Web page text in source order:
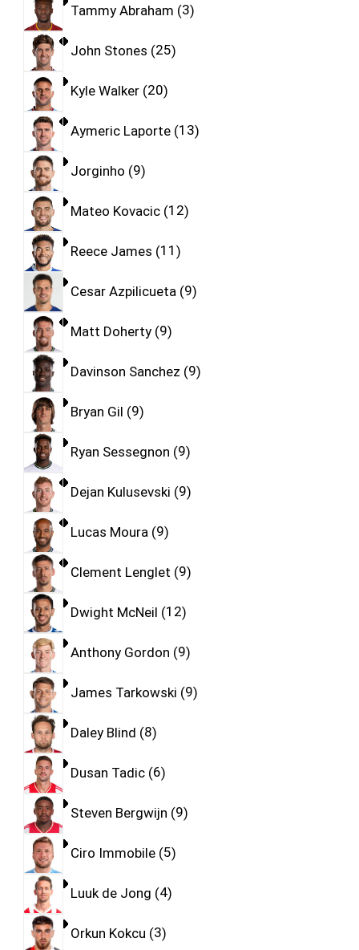
Tammy Abraham 3
John Stones 25
Kyle Walker 20
Aymeric Laporte 13
Jorginho 9
Mateo Kovacic 12
Reece James 11
Cesar Azpilicueta 9
Matt Doherty 9
Davinson Sanchez 9
Bryan Gil 9
Ryan Sessegnon 9
Dejan Kulusevski 9
Lucas Moura 9
Clement Lenglet 9
Dwight McNeil 12
Anthony Gordon 9
James Tarkowski 9
Daley Blind 8
Dusan Tadic 6
Steven Bergwijn 9
Ciro Immobile 5
Luuk de Jong 4
Orkun Kokcu 3